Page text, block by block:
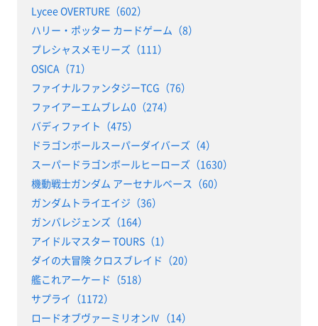
Lycee OVERTURE（602）
ハリー・ポッター カードゲーム（8）
プレシャスメモリーズ（111）
OSICA（71）
ファイナルファンタジーTCG（76）
ファイアーエムブレム0（274）
バディファイト（475）
ドラゴンボールスーパーダイバーズ（4）
スーパードラゴンボールヒーローズ（1630）
機動戦士ガンダム アーセナルベース（60）
ガンダムトライエイジ（36）
ガンバレジェンズ（164）
アイドルマスター TOURS（1）
ダイの大冒険 クロスブレイド（20）
艦これアーケード（518）
サプライ（1172）
ロードオブヴァーミリオンⅣ（14）